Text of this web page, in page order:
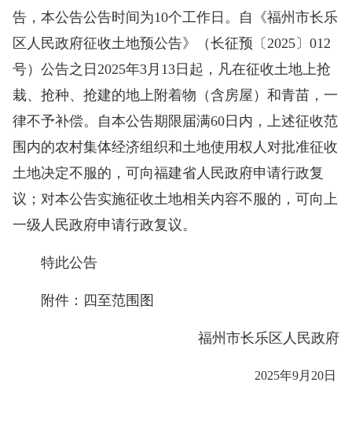
告，本公告公告时间为10个工作日。自《福州市长乐
区人民政府征收土地预公告》（长征预〔2025〕012
号）公告之日2025年3月13日起，凡在征收土地上抢
栽、抢种、抢建的地上附着物（含房屋）和青苗，一
律不予补偿。自本公告期限届满60日内，上述征收范
围内的农村集体经济组织和土地使用权人对批准征收
土地决定不服的，可向福建省人民政府申请行政复
议；对本公告实施征收土地相关内容不服的，可向上
一级人民政府申请行政复议。
特此公告
附件：四至范围图
福州市长乐区人民政府
2025年9月20日